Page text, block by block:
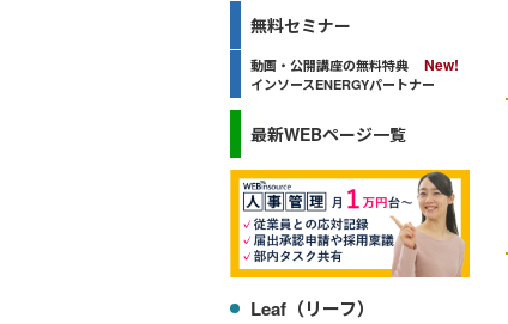
無料セミナー
動画・公開講座の無料特典
インソースENERGYパートナー
最新WEBページ一覧
Leaf（リーフ）